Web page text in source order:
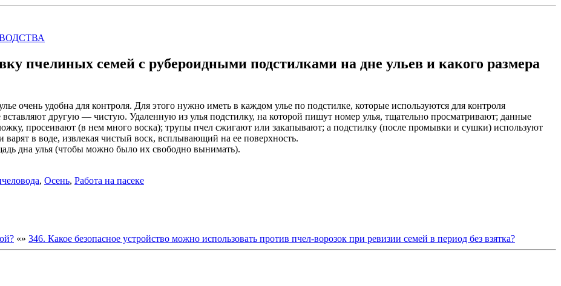
пчелиных семей с рубероидными подстилками на дне ульев и какого размера
очень удобна для контроля. Для этого нужно иметь в каждом улье по подстилке, которые используются для контроля
вставляют другую — чистую. Удаленную из улья подстилку, на которой пишут номер улья, тщательно просматривают; данные
просеивают (в нем много воска); трупы пчел сжигают или закапывают; а подстилку (после промывки и сушки) используют
в воде, извлекая чистый воск, всплывающий на ее поверхность.
дна улья (чтобы можно было их свободно вынимать).
, Осень, Работа на пасеке
«» 346. Какое безопасное устройство можно использовать против пчел-ворозок при ревизии семей в период без взятка?